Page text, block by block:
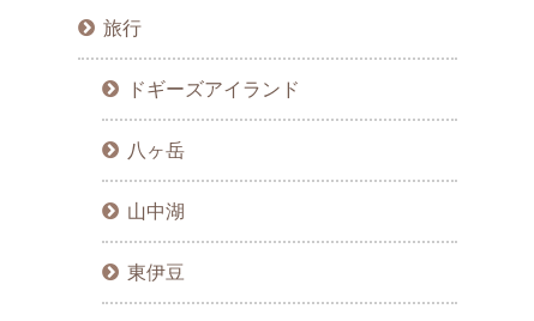
旅行
ドギーズアイランド
八ヶ岳
山中湖
東伊豆